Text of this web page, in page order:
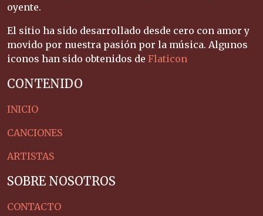
oyente.
El sitio ha sido desarrollado desde cero con amor y
movido por nuestra pasión por la música. Algunos
iconos han sido obtenidos de Flaticon
CONTENIDO
INICIO
CANCIONES
ARTISTAS
SOBRE NOSOTROS
CONTACTO